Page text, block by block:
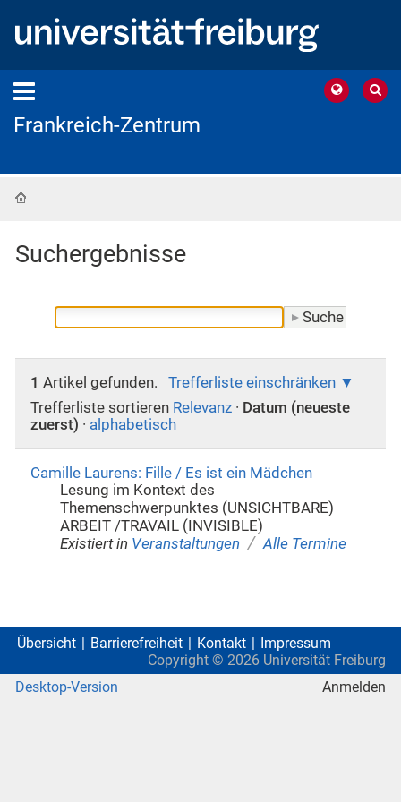
Frankreich-Zentrum
Suchergebnisse
1 Artikel gefunden.
Trefferliste einschränken
Trefferliste sortieren Relevanz · Datum (neueste
zuerst) · alphabetisch
Camille Laurens: Fille / Es ist ein Mädchen
Lesung im Kontext des
Themenschwerpunktes (UNSICHTBARE)
ARBEIT /TRAVAIL (INVISIBLE)
Existiert in Veranstaltungen / Alle Termine
Übersicht Barrierefreiheit Kontakt
Impressum
Copyright © 2026 Universität Freiburg
Desktop-Version
Anmelden